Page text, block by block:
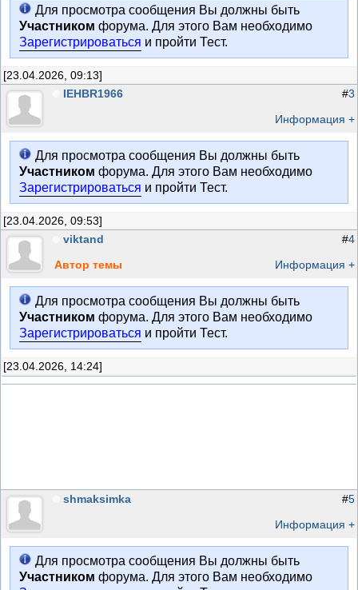
Для просмотра сообщения Вы должны быть
Участником форума. Для этого Вам необходимо
Зарегистрироваться и пройти Тест.
[23.04.2026, 09:13]
IEHBR1966
#3
Информация +
Для просмотра сообщения Вы должны быть
Участником форума. Для этого Вам необходимо
Зарегистрироваться и пройти Тест.
[23.04.2026, 09:53]
viktand
Автор темы
#4
Информация +
Для просмотра сообщения Вы должны быть
Участником форума. Для этого Вам необходимо
Зарегистрироваться и пройти Тест.
[23.04.2026, 14:24]
shmaksimka #5
Информация +
Для просмотра сообщения Вы должны быть
Участником форума. Для этого Вам необходимо